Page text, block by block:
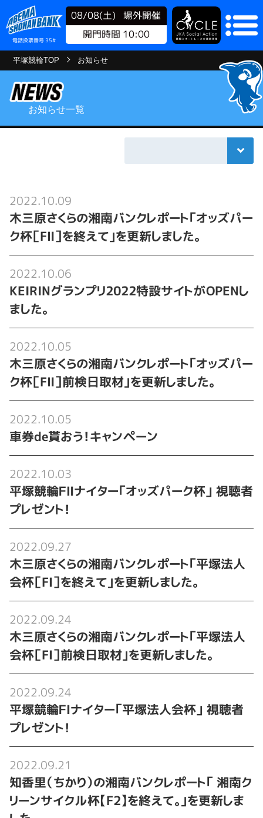
電話投票番号 35#
08/08(土)
場外開催
開門時間 10:00
平塚競輪TOP お知らせ
お知らせ一覧
2022.10.09
木三原さくらの湘南バンクレポート「オッズパー
ク杯［FⅡ］を終えて｣を更新しました。
2022.10.06
KEIRINグランプリ2022特設サイトがOPENし
ました。
2022.10.05
木三原さくらの湘南バンクレポート「オッズパー
ク杯［FⅡ］前検日取材｣を更新しました。
2022.10.05
車券de貰おう！キャンペーン
2022.10.03
平塚競輪ＦⅡナイター「オッズパーク杯」 視聴者
プレゼント！
2022.09.27
木三原さくらの湘南バンクレポート「平塚法人
会杯［FⅠ］を終えて｣を更新しました。
2022.09.24
木三原さくらの湘南バンクレポート「平塚法人
会杯［FⅠ］前検日取材｣を更新しました。
2022.09.24
平塚競輪ＦⅠナイター「平塚法人会杯」 視聴者
プレゼント！
2022.09.21
知香里（ちかり）の湘南バンクレポート「 湘南ク
リーンサイクル杯【F2】を終えて。｣を更新しま